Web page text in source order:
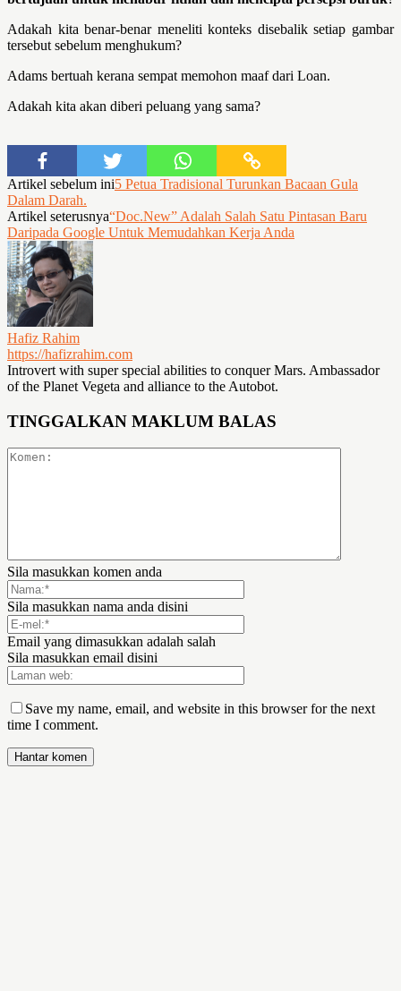
Adakah kita benar-benar meneliti konteks disebalik setiap gambar
tersebut sebelum menghukum?
Adams bertuah kerana sempat memohon maaf dari Loan.
Adakah kita akan diberi peluang yang sama?
Artikel sebelum ini5 Petua Tradisional Turunkan Bacaan Gula
Dalam Darah.
Artikel seterusnya“Doc.New” Adalah Salah Satu Pintasan Baru
Daripada Google Untuk Memudahkan Kerja Anda
Hafiz Rahim
https://hafizrahim.com
Introvert with super special abilities to conquer Mars. Ambassador
of the Planet Vegeta and alliance to the Autobot.
TINGGALKAN MAKLUM BALAS
Sila masukkan komen anda
Sila masukkan nama anda disini
Email yang dimasukkan adalah salah
Sila masukkan email disini
Save my name, email, and website in this browser for the next
time I comment.